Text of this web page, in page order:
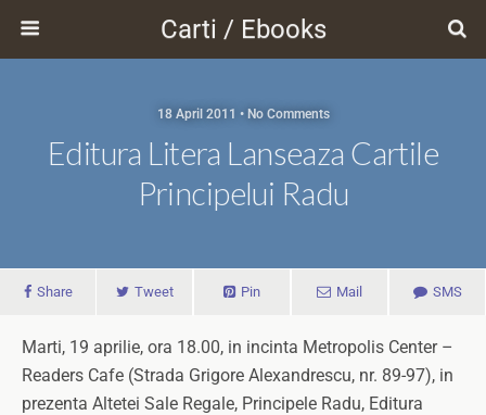
Carti / Ebooks
18 April 2011 • No Comments
Editura Litera Lanseaza Cartile
Principelui Radu
Share Tweet Pin Mail SMS
Marti, 19 aprilie, ora 18.00, in incinta Metropolis Center –
Readers Cafe (Strada Grigore Alexandrescu, nr. 89-97), in
prezenta Altetei Sale Regale, Principele Radu, Editura